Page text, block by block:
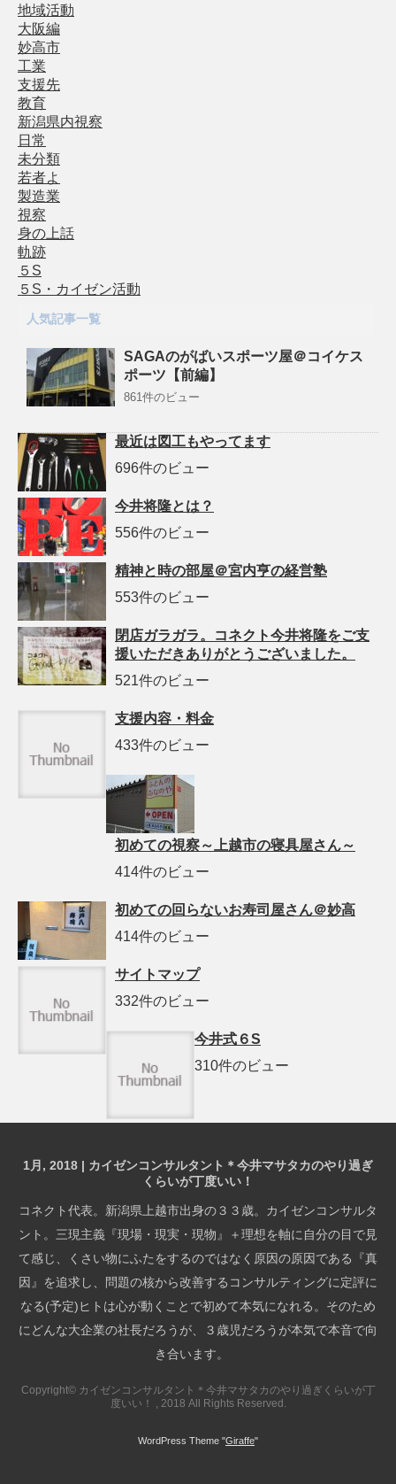
地域活動
大阪編
妙高市
工業
支援先
教育
新潟県内視察
日常
未分類
若者よ
製造業
視察
身の上話
軌跡
５S
５S・カイゼン活動
人気記事一覧
SAGAのがばいスポーツ屋＠コイケス
ポーツ【前編】
861件のビュー
最近は図工もやってます
696件のビュー
今井将隆とは？
556件のビュー
精神と時の部屋＠宮内亨の経営塾
553件のビュー
閉店ガラガラ。コネクト今井将隆をご支
援いただきありがとうございました。
521件のビュー
支援内容・料金
433件のビュー
初めての視察～上越市の寝具屋さん～
414件のビュー
初めての回らないお寿司屋さん＠妙高
414件のビュー
サイトマップ
332件のビュー
今井式６S
310件のビュー
1月, 2018 | カイゼンコンサルタント＊今井マサタカのやり過ぎ
くらいが丁度いい！
コネクト代表。新潟県上越市出身の３３歳。カイゼンコンサルタ
ント。三現主義『現場・現実・現物』＋理想を軸に自分の目で見
て感じ、くさい物にふたをするのではなく原因の原因である『真
因』を追求し、問題の核から改善するコンサルティングに定評に
なる(予定)ヒトは心が動くことで初めて本気になれる。そのため
にどんな大企業の社長だろうが、３歳児だろうが本気で本音で向
き合います。
Copyright© カイゼンコンサルタント＊今井マサタカのやり過ぎくらいが丁
度いい！ , 2018 All Rights Reserved.
WordPress Theme "Giraffe"